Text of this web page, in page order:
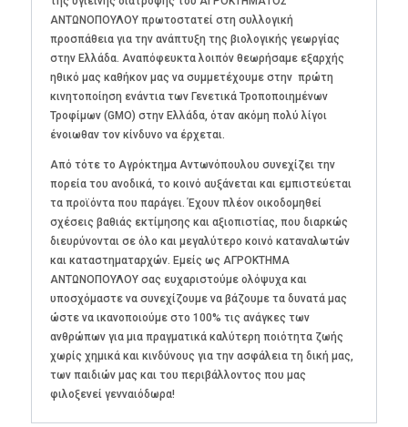
ΑΝΤΩΝΟΠΟΥΛΟΥ πρωτοστατεί στη συλλογική
προσπάθεια για την ανάπτυξη της βιολογικής γεωργίας
στην Ελλάδα. Αναπόφευκτα λοιπόν θεωρήσαμε εξαρχής
ηθικό μας καθήκον μας να συμμετέχουμε στην πρώτη
κινητοποίηση ενάντια των Γενετικά Τροποποιημένων
Τροφίμων (GMO) στην Ελλάδα, όταν ακόμη πολύ λίγοι
ένοιωθαν τον κίνδυνο να έρχεται.
Από τότε το Αγρόκτημα Αντωνόπουλου συνεχίζει την
πορεία του ανοδικά, το κοινό αυξάνεται και εμπιστεύεται
τα προϊόντα που παράγει. Έχουν πλέον οικοδομηθεί
σχέσεις βαθιάς εκτίμησης και αξιοπιστίας, που διαρκώς
διευρύνονται σε όλο και μεγαλύτερο κοινό καταναλωτών
και καταστηματαρχών. Εμείς ως ΑΓΡΟΚΤΗΜΑ
ΑΝΤΩΝΟΠΟΥΛΟΥ σας ευχαριστούμε ολόψυχα και
υποσχόμαστε να συνεχίζουμε να βάζουμε τα δυνατά μας
ώστε να ικανοποιούμε στο 100% τις ανάγκες των
ανθρώπων για μια πραγματικά καλύτερη ποιότητα ζωής
χωρίς χημικά και κινδύνους για την ασφάλεια τη δική μας,
των παιδιών μας και του περιβάλλοντος που μας
φιλοξενεί γενναιόδωρα!